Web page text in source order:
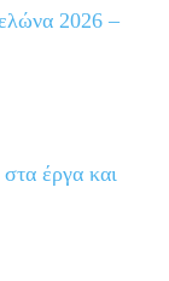
2026 –
έργα και